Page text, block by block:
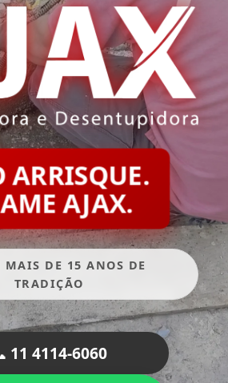
ARRISQUE.
AJAX.
MAIS DE 15 ANOS DE
TRADIÇÃO
11 4114-6060